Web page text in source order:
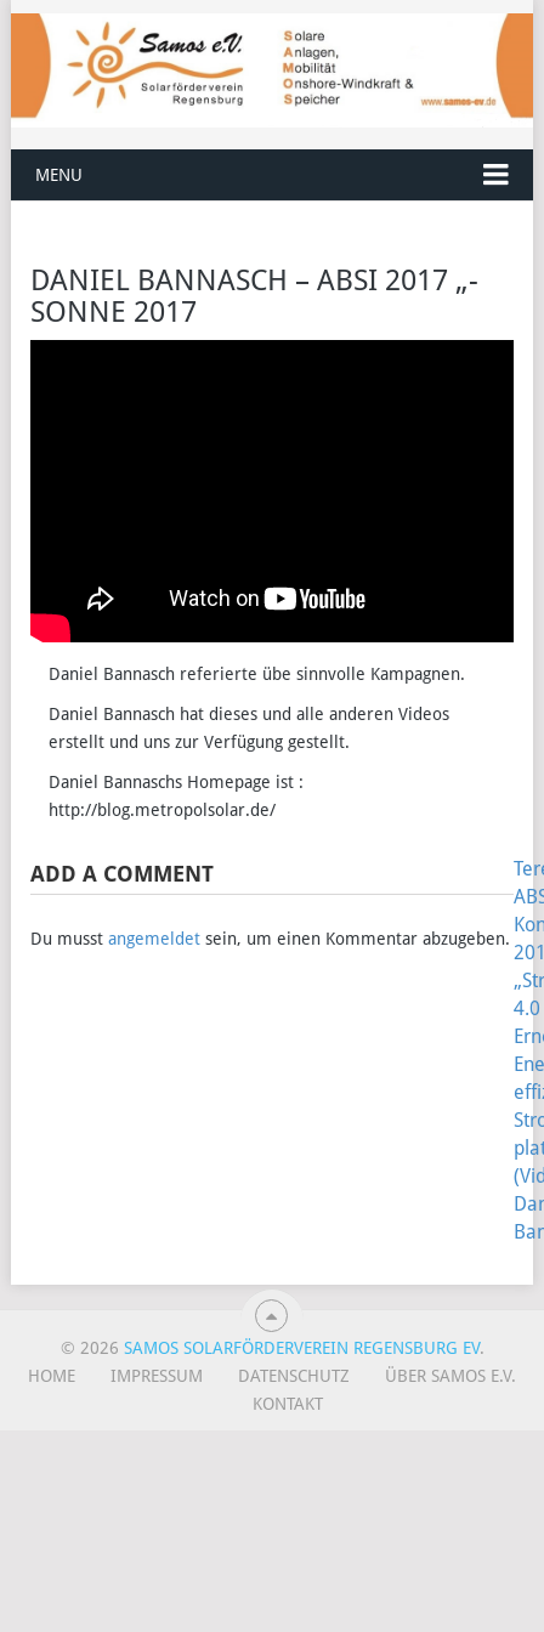
MENU
DANIEL BANNASCH – ABSI 2017 „-
SONNE 2017
Daniel Bannasch referierte übe sinnvolle Kampagnen.
Daniel Bannasch hat dieses und alle anderen Videos
erstellt und uns zur Verfügung gestellt.
Daniel Bannaschs Homepage ist :
http://blog.metropolsolar.de/
ADD A COMMENT
Du musst angemeldetsein, um einen Kommentar abzugeben.
4.0
© 2026 SAMOS SOLARFÖRDERVEREIN REGENSBURG EV.
HOME
IMPRESSUM DATENSCHUTZ
ÜBER SAMOS E.V.
KONTAKT